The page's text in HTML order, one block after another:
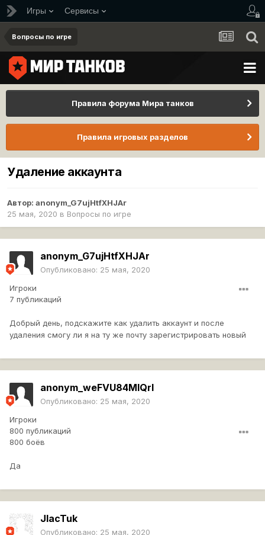
Игры Сервисы
Вопросы по игре
Правила форума Мира танков
Правила игровых разделов
Удаление аккаунта
Автор: anonym_G7ujHtfXHJAr
25 мая, 2020 в Вопросы по игре
anonym_G7ujHtfXHJAr
Опубликовано: 25 мая, 2020
Игроки
7 публикаций
Добрый день, подскажите как удалить аккаунт и после
удаления смогу ли я на ту же почту зарегистрировать новый
anonym_weFVU84MlQrI
Опубликовано: 25 мая, 2020
Игроки
800 публикаций
800 боёв
Да
JIacTuk
Опубликовано: 25 мая, 2020